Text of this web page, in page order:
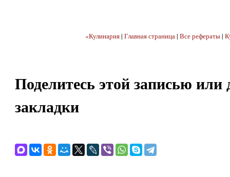
«Кулинария| Главная страница| Все рефераты|
Поделитесь этой записью или
закладки